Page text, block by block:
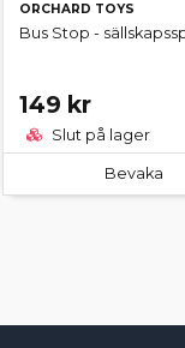
ORCHARD TOYS
Bus Stop -
149 kr
Slut på lager
Bevaka